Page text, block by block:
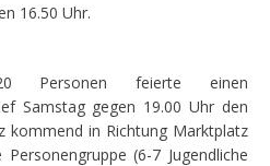
16.50 Uhr.
Personen feierte einen
Samstag gegen 19.00 Uhr den
kommend in Richtung Marktplatz
(6-7 Jugendliche